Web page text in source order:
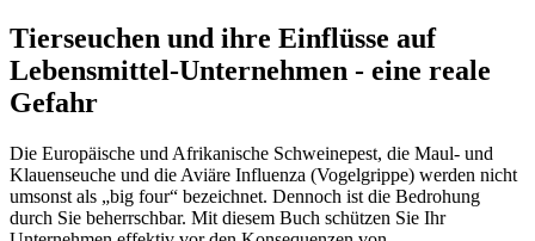
Tierseuchen und ihre Einflüsse auf
Lebensmittel-Unternehmen - eine reale
Gefahr
Die Europäische und Afrikanische Schweinepest, die Maul- und
Klauenseuche und die Aviäre Influenza (Vogelgrippe) werden nicht
umsonst als „big four“ bezeichnet. Dennoch ist die Bedrohung
durch Sie beherrschbar. Mit diesem Buch schützen Sie Ihr